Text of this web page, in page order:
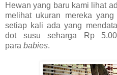
Hewan yang baru kami lihat
melihat ukuran mereka
setiap kali ada yang
dot susu seharga Rp
para babies.